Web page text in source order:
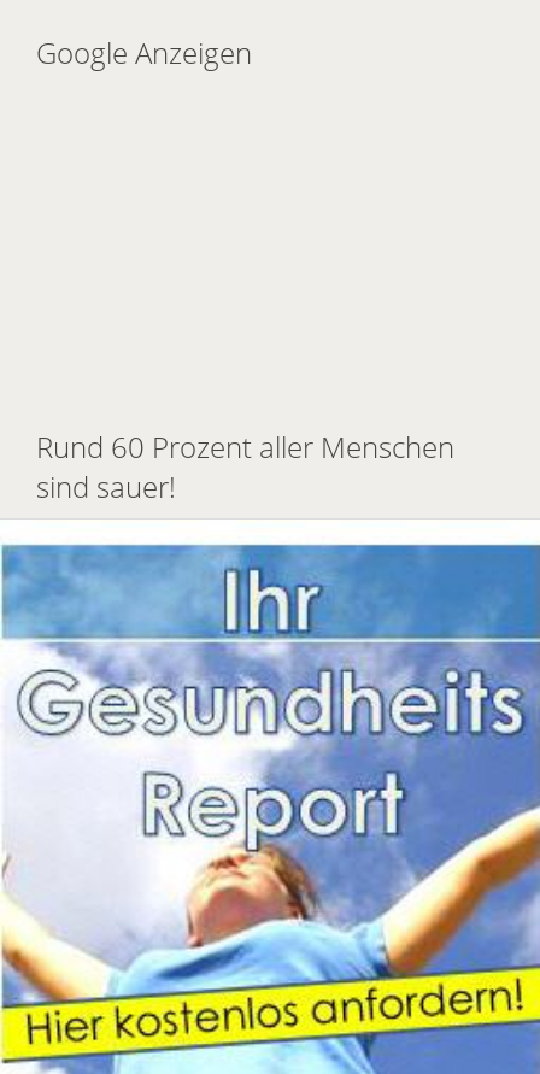
Google Anzeigen
Rund 60 Prozent aller Menschen
sind sauer!